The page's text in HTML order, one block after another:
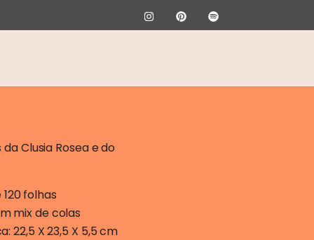
Clusia Rosea e do
folhas
mix de colas
22,5 X 23,5 X 5,5 cm